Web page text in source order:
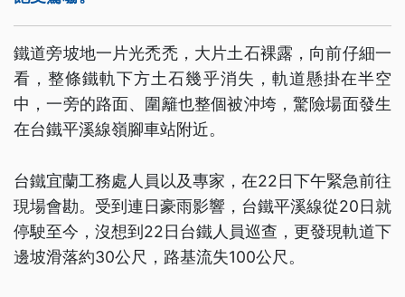
鐵道旁坡地一片光禿禿，大片土石裸露，向前仔細一
看，整條鐵軌下方土石幾乎消失，軌道懸掛在半空
中，一旁的路面、圍籬也整個被沖垮，驚險場面發生
在台鐵平溪線嶺腳車站附近。
台鐵宜蘭工務處人員以及專家，在22日下午緊急前往
現場會勘。受到連日豪雨影響，台鐵平溪線從20日就
停駛至今，沒想到22日台鐵人員巡查，更發現軌道下
邊坡滑落約30公尺，路基流失100公尺。